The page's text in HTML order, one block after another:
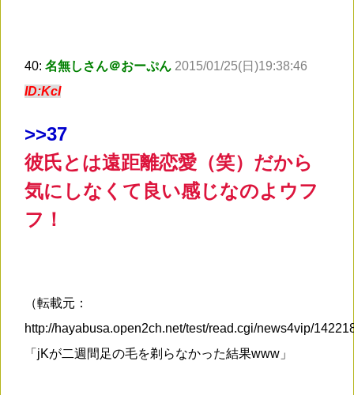
40: 名無しさん＠おーぷん 2015/01/25(日)19:38:46
ID:KcI
>>37
彼氏とは遠距離恋愛（笑）だから
気にしなくて良い感じなのよウフ
フ！
（転載元：
http://hayabusa.open2ch.net/test/read.cgi/news4vip/
「jKが二週間足の毛を剃らなかった結果www」